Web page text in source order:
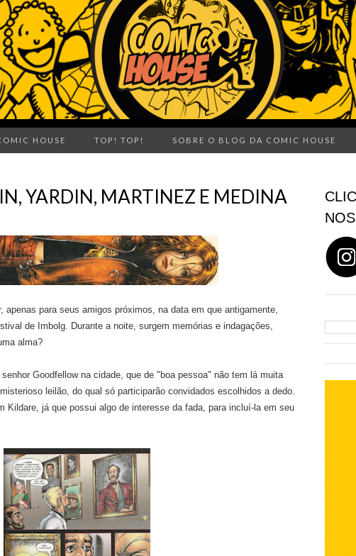
HOUSE TOP! TOP! SOBRE O BLOG DA COMIC HOUSE
YARDIN, MARTINEZ E MEDINA
apenas para seus amigos próximos, na data em que antigamente,
de Imbolg. Durante a noite, surgem memórias e indagações,
alma?
Goodfellow na cidade, que de "boa pessoa" não tem lá muita
leilão, do qual só participarão convidados escolhidos a dedo.
Kildare, já que possui algo de interesse da fada, para incluí-la em seu
NOS